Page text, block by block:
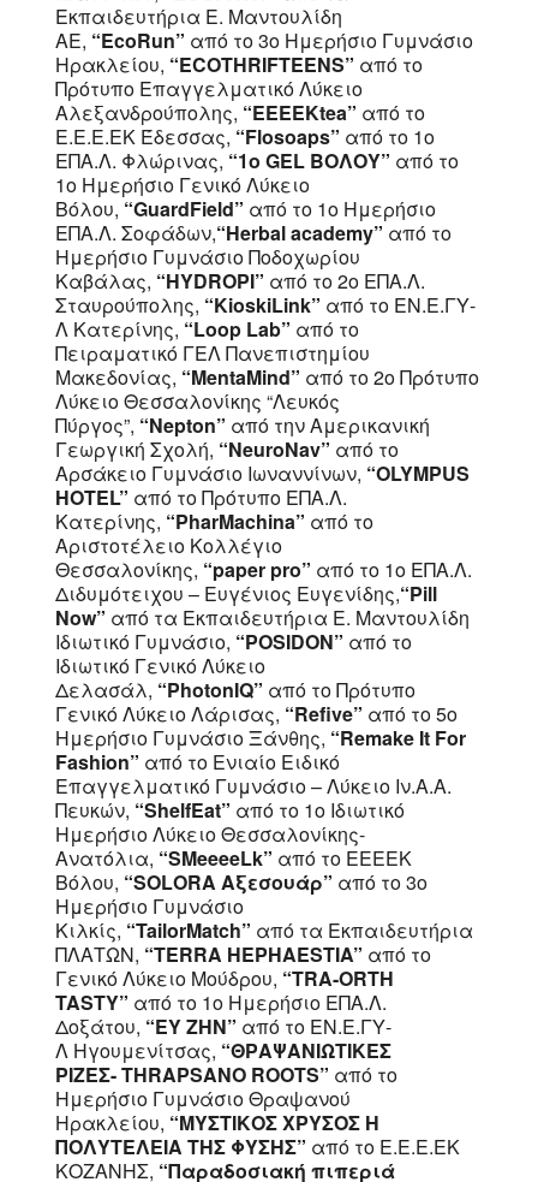
Εκπαιδευτήρια Ε. Μαντουλίδη
ΑΕ, “EcoRun” από το 3ο Ημερήσιο Γυμνάσιο
Ηρακλείου, “ECOTHRIFTEENS” από το
Πρότυπο Επαγγελματικό Λύκειο
Αλεξανδρούπολης, “EEEEKtea” από το
Ε.Ε.Ε.ΕΚ Έδεσσας, “Flosoaps” από το 1ο
ΕΠΑ.Λ. Φλώρινας, “1o GEL ΒΟΛΟΥ” από το
1ο Ημερήσιο Γενικό Λύκειο
Βόλου, “GuardField” από το 1ο Ημερήσιο
ΕΠΑ.Λ. Σοφάδων,“Herbal academy” από το
Ημερήσιο Γυμνάσιο Ποδοχωρίου
Καβάλας, “HYDROPI” από το 2ο ΕΠΑ.Λ.
Σταυρούπολης, “KioskiLink” από το ΕΝ.Ε.ΓΥ-
Λ Κατερίνης, “Loop Lab” από το
Πειραματικό ΓΕΛ Πανεπιστημίου
Μακεδονίας, “MentaMind” από το 2ο Πρότυπο
Λύκειο Θεσσαλονίκης “Λευκός
Πύργος”, “Nepton” από την Αμερικανική
Γεωργική Σχολή, “NeuroNav” από το
Αρσάκειο Γυμνάσιο Ιωναννίνων, “OLYMPUS
HOTEL” από το Πρότυπο ΕΠΑ.Λ.
Κατερίνης, “PharMachina” από το
Αριστοτέλειο Κολλέγιο
Θεσσαλονίκης, “paper prο” από το 1ο ΕΠΑ.Λ.
Διδυμότειχου – Ευγένιος Ευγενίδης,“Pill
Now” από τα Εκπαιδευτήρια Ε. Μαντουλίδη
Ιδιωτικό Γυμνάσιο, “POSIDON” από το
Ιδιωτικό Γενικό Λύκειο
Δελασάλ, “PhotonIQ” από το Πρότυπο
Γενικό Λύκειο Λάρισας, “Refive” από το 5ο
Ημερήσιο Γυμνάσιο Ξάνθης, “Remake It For
Fashion” από το Ενιαίο Ειδικό
Επαγγελματικό Γυμνάσιο – Λύκειο Ιν.Α.Α.
Πευκών, “ShelfEat” από το 1ο Ιδιωτικό
Ημερήσιο Λύκειο Θεσσαλονίκης-
Ανατόλια, “SMeeeeLk” από το EEEEK
Βόλου, “SOLORA Αξεσουάρ” από το 3ο
Ημερήσιο Γυμνάσιο
Κιλκίς, “TailorMatch” από τα Εκπαιδευτήρια
ΠΛΑΤΩΝ, “TERRA HEPHAESTIA” από το
Γενικό Λύκειο Μούδρου, “TRA-ORTH
TASTY” από το 1ο Ημερήσιο ΕΠΑ.Λ.
Δοξάτου, “ΕΥ ΖΗΝ” από το ΕΝ.Ε.ΓΥ-
Λ Ηγουμενίτσας, “ΘΡΑΨΑΝΙΩΤΙΚΕΣ
ΡΙΖΕΣ-THRAPSANO ROOTS” από το
Ημερήσιο Γυμνάσιο Θραψανού
Ηρακλείου, “ΜΥΣΤΙΚΟΣ ΧΡΥΣΟΣ Η
ΠΟΛΥΤΕΛΕΙΑ ΤΗΣ ΦΥΣΗΣ” από το Ε.Ε.Ε.ΕΚ
ΚΟΖΑΝΗΣ, “Παραδοσιακή πιπεριά